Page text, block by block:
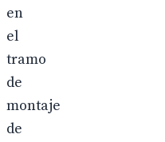
en
el
tramo
de
montaje
de